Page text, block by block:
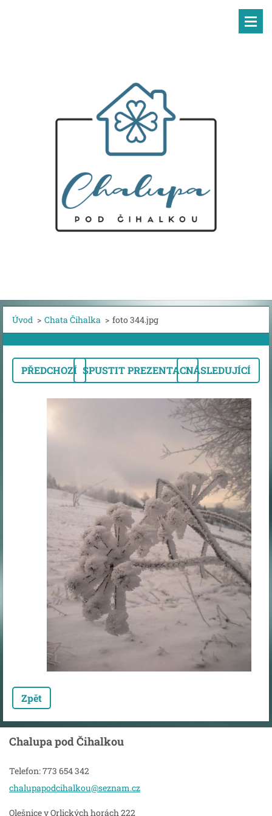
Úvod > Chata Čihalka > foto 344.jpg
PŘEDCHOZÍ SPUSTIT PREZENTACINÁSLEDUJÍCÍ
Zpět
Chalupa pod Čihalkou
Telefon: 773 654 342
chalupapodcihalkou@seznam.cz
Olešnice v Orlických horách 222